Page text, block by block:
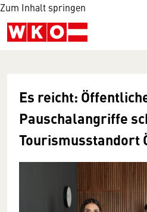
Zum Inhalt springen
Es reicht:
Pauschalangriffe
Tourismusstandort